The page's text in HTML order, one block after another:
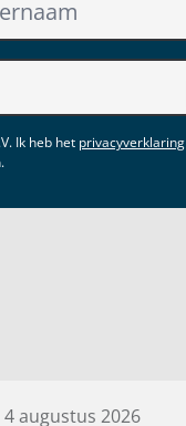
Ik heb het privacyverklaring
4 augustus 2026